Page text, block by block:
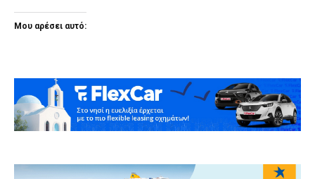
Μου αρέσει αυτό: